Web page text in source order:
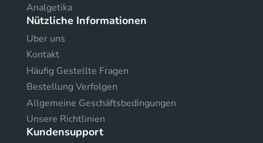
Analgetika
Nützliche Informationen
Uber uns
Kontakt
Häufig Gestellte Fragen
Bestellung Verfolgen
Allgemeine Geschäftsbedingungen
Unsere Richtlinien
Kundensupport